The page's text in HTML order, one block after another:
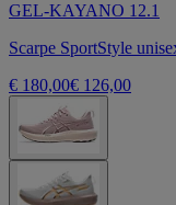
GEL-KAYANO 12.1
Scarpe SportStyle
€ 180,00€ 126,00